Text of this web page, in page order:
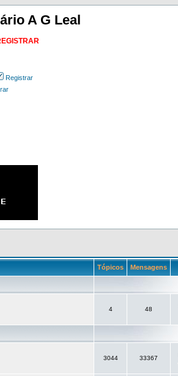
A G Leal
Registrar
Tópicos Mensagens
4 48
3044 33367